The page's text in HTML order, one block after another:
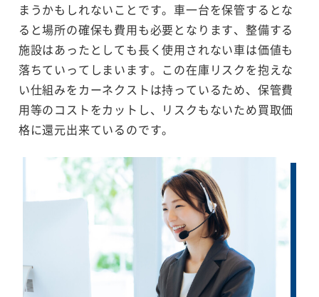
まうかもしれないことです。車一台を保管するとな
ると場所の確保も費用も必要となります、整備する
施設はあったとしても長く使用されない車は価値も
落ちていってしまいます。この在庫リスクを抱えな
い仕組みをカーネクストは持っているため、保管費
用等のコストをカットし、リスクもないため買取価
格に還元出来ているのです。